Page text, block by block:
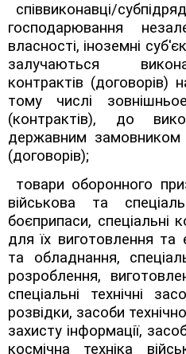
співвиконавці/
господарювання
власності, іноземні
залучаються
контрактів (договорів)
тому числі
(контрактів), до
державним замовником
(договорів);
товари оборонного
військова та
боєприпаси, спеціальні
для їх виготовлення та
та обладнання,
розроблення,
спеціальні технічні
розвідки, засоби
захисту інформації,
космічна техніка